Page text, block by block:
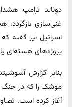
دونالد ترامپ
غنی‌سازی
اسرائیل نیز گفته
پروژه‌های هسته‌ای
بنابر گزارش
آغاز کرده است.